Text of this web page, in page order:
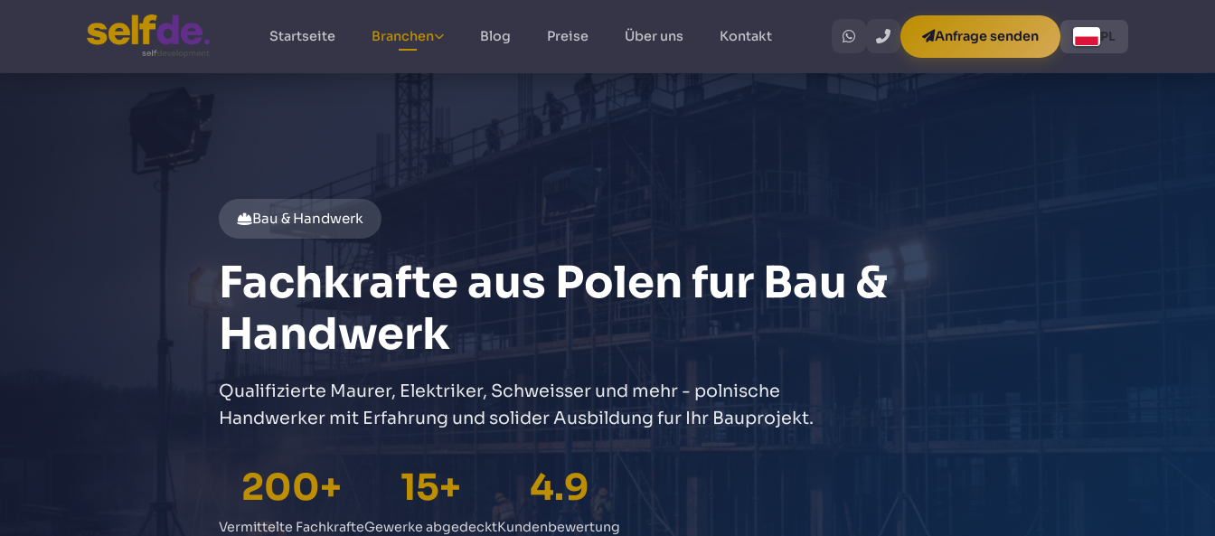
Startseite Branchen Blog Preise Über uns Kontakt Anfrage senden PL
Bau & Handwerk
Fachkrafte aus Polen fur Bau &
Handwerk
Qualifizierte Maurer, Elektriker, Schweisser und mehr - polnische
Handwerker mit Erfahrung und solider Ausbildung fur Ihr Bauprojekt.
200+
Vermittelte Fachkrafte
15+
Gewerke abgedeckt
4.9
Kundenbewertung